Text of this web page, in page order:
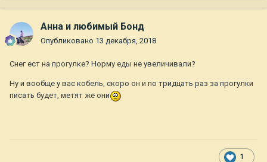
Анна и любимый Бонд
Опубликовано 13 декабря, 2018
Снег ест на прогулке? Норму еды не увеличивали?
Ну и вообще у вас кобель, скоро он и по тридцать раз за прогулки
писать будет, метят же они
1